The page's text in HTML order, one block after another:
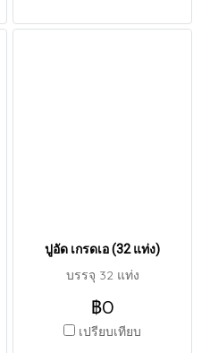
ปูอัด เกรดเอ (32 แท่ง)
บรรจุ 32 แท่ง
฿0
เปรียบเทียบ